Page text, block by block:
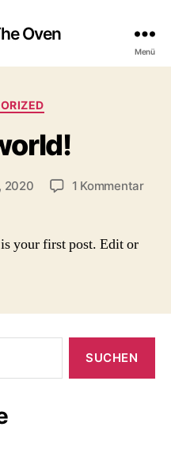
Oven
Menü
2020 1 Kommentarzu
your first post. Edit or